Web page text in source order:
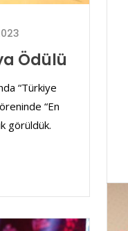
Ödülü
“Türkiye
“En
görüldük.